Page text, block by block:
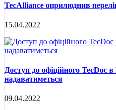
TecAlliance оприлюднив
15.04.2022
Доступ до офіційного TecDoc в
надаватиметься
09.04.2022